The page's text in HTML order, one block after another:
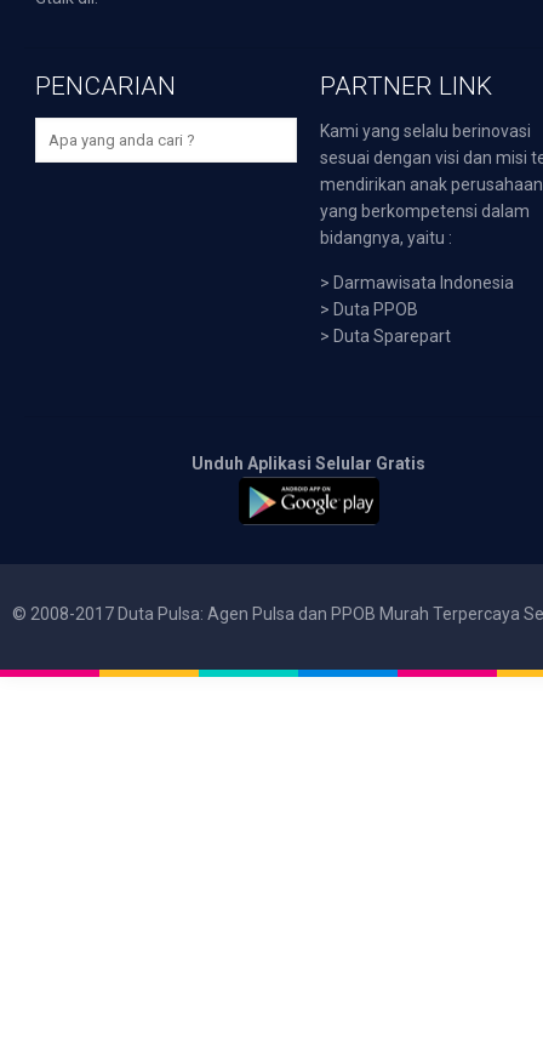
PENCARIAN PARTNER LINK
Kami yang selalu berinovasi
sesuai dengan visi dan misi
mendirikan anak perusahaan
yang berkompetensi dalam
bidangnya, yaitu :
> Darmawisata Indonesia
> Duta PPOB
> Duta Sparepart
Unduh Aplikasi Selular Gratis
© 2008-2017 Duta Pulsa: Agen Pulsa dan PPOB Murah Terpercaya